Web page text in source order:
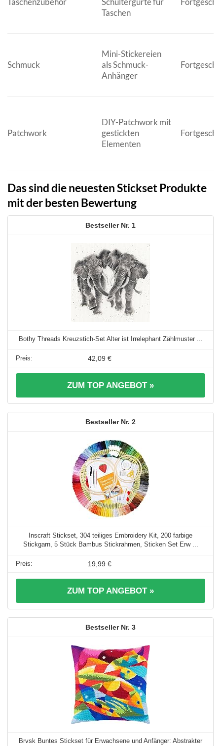
Taschen
Schmuck
Mini-Stickereien
als Schmuck-
Anhänger
Patchwork
DIY-Patchwork mit
gestickten
Elementen
Das sind die neuesten Stickset Produkte
mit der besten Bewertung
1
Bothy Threads Kreuzstich-Set Alter ist Irrelephant Zählmuster ...
42,09 €
ZUM TOP ANGEBOT »
2
Inscraft Stickset, 304 teiliges Embroidery Kit, 200 farbige
Stickgarn, 5 Stück Bambus Stickrahmen, Sticken Set Erw ...
19,99 €
ZUM TOP ANGEBOT »
3
Brvsk Buntes Stickset für Erwachsene und Anfänger: Abstrakter